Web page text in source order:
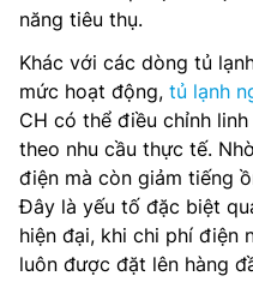
năng tiêu thụ.
Khác với các dòng tủ
mức hoạt động, tủ lạnh
CH có thể điều chỉnh
theo nhu cầu thực tế.
điện mà còn giảm tiếng
Đây là yếu tố đặc biệt
hiện đại, khi chi phí điện
luôn được đặt lên hàng